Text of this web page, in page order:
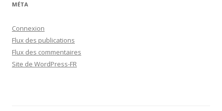
MÉTA
Connexion
Flux des publications
Flux des commentaires
Site de WordPress-FR